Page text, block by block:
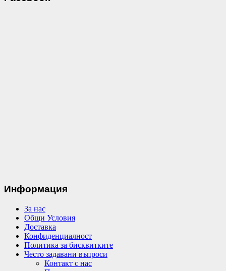
Информация
За нас
Общи Условия
Доставка
Конфиденциалност
Политика за бисквитките
Често задавани въпроси
Контакт с нас